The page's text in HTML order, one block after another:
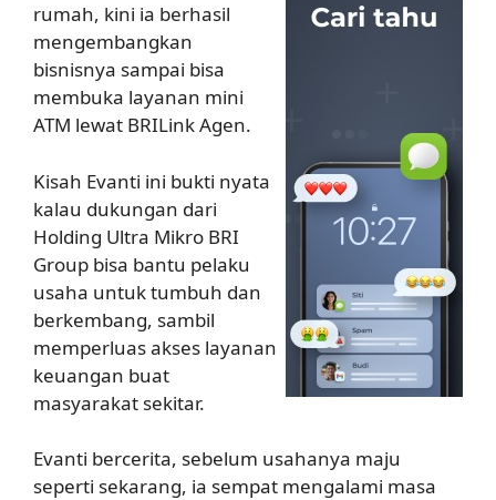
rumah, kini ia berhasil
mengembangkan
bisnisnya sampai bisa
membuka layanan mini
ATM lewat BRILink Agen.
Kisah Evanti ini bukti nyata
kalau dukungan dari
Holding Ultra Mikro BRI
Group bisa bantu pelaku
usaha untuk tumbuh dan
berkembang, sambil
memperluas akses layanan
keuangan buat
masyarakat sekitar.
Evanti bercerita, sebelum usahanya maju
seperti sekarang, ia sempat mengalami masa